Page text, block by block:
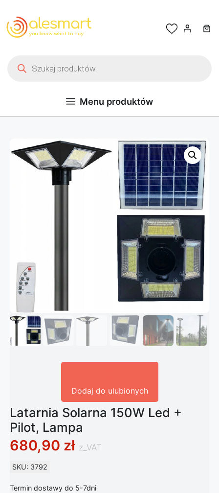
Menu produktów
Dodaj do ulubionych
Latarnia Solarna 150W Led +
Pilot, Lampa
680,90 zł z_VAT
SKU: 3792
Termin dostawy do 5-7dni